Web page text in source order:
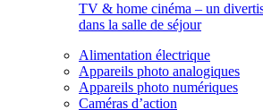
TV & home cinéma – un
dans la salle de séjour
Alimentation électrique
Appareils photo analogiques
Appareils photo numériques
Caméras d’action